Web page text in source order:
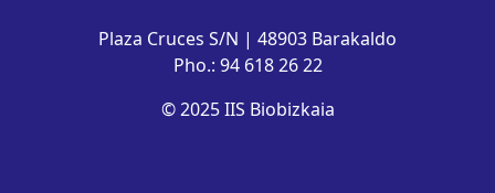
Plaza Cruces S/N | 48903 Barakaldo
Pho.: 94 618 26 22
© 2025 IIS Biobizkaia